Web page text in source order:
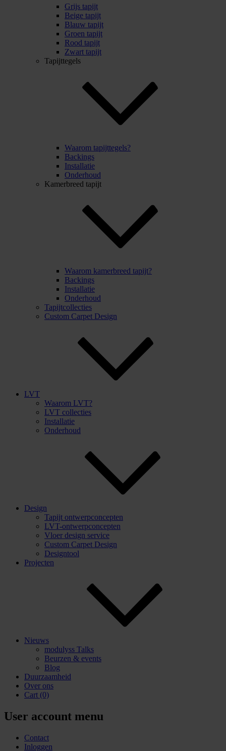
Grijs tapijt
Beige tapijt
Blauw tapijt
Groen tapijt
Rood tapijt
Zwart tapijt
Tapijttegels
Waarom tapijttegels?
Backings
Installatie
Onderhoud
Kamerbreed tapijt
Waarom kamerbreed tapijt?
Backings
Installatie
Onderhoud
Tapijtcollecties
Custom Carpet Design
LVT
Waarom LVT?
LVT collecties
Installatie
Onderhoud
Design
Tapijt ontwerpconcepten
LVT-ontwerpconcepten
Vloer design service
Custom Carpet Design
Designtool
Projecten
Nieuws
modulyss Talks
Beurzen & events
Blog
Duurzaamheid
Over ons
Cart (0)
User account menu
Contact
Inloggen